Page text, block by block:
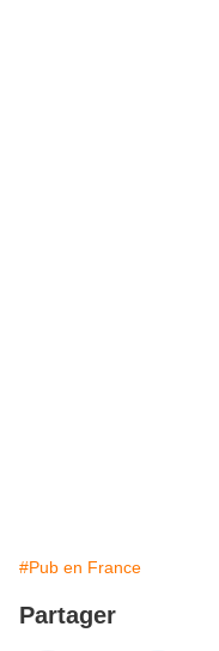
#Pub en France
Partager